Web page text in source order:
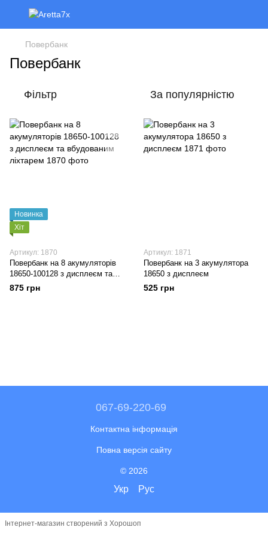
Повербанк
Повербанк
Фільтр За популярністю
Новинка
Хіт
Артикул: 1870
Повербанк на 8 акумуляторів
18650-100128 з дисплеєм та
вбудованим ліхтарем
875 грн
Артикул: 1871
Повербанк на 3 акумулятора
18650 з дисплеєм
525 грн
067-69-220-69
Контактна інформація
Повна версія сайту
© 2026
Укр Рус
Інтернет-магазин створений з Хорошоп